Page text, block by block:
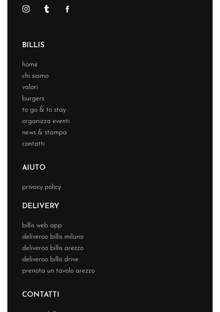
BILLIS
home
chi siamo
valori
burgers
to go & to stay
organizza eventi
news & stampa
contatti
AIUTO
privacy policy
DELIVERY
billis web app
deliveroo billis milano
deliveroo billis arezzo
deliveroo billis drive
prenota un tavolo arezzo
CONTATTI